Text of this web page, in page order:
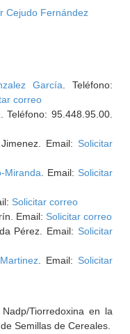
Cejudo Fernández
García . Teléfono:
correo
. Teléfono: 95.448.95.00.
Email: Solicitar
Miranda . Email: Solicitar
Solicitar correo
Email: Solicitar correo
Pérez. Email: Solicitar
. Email: Solicitar
Tiorredoxina en la
Semillas de Cereales.